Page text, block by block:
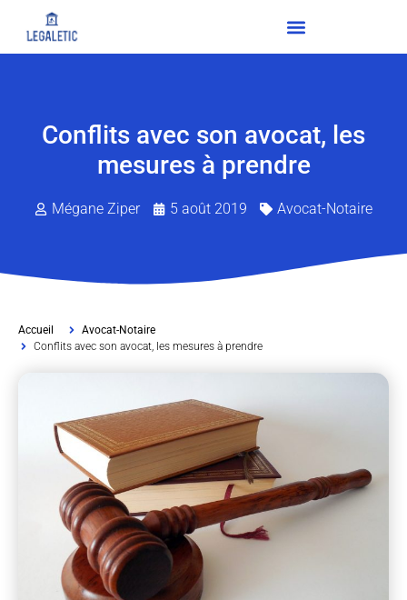
Conflits avec son avocat, les
mesures à prendre
Mégane Ziper 5 août 2019 Avocat-Notaire
Accueil
Avocat-Notaire
Conflits avec son avocat, les mesures à prendre